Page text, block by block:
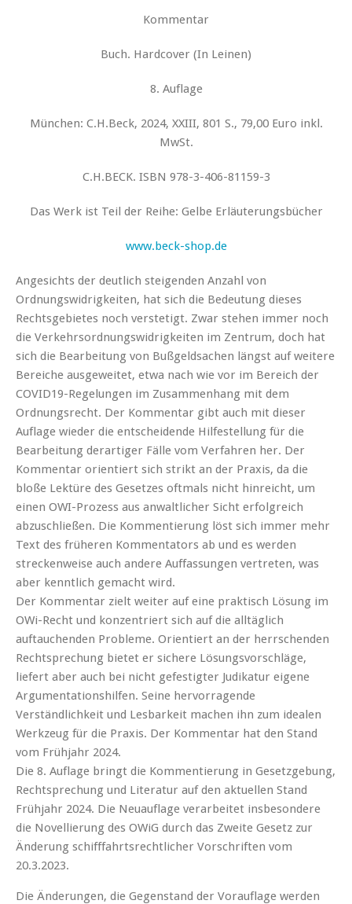
Kommentar
Buch. Hardcover (In Leinen)
8. Auflage
München: C.H.Beck, 2024, XXIII, 801 S., 79,00 Euro inkl.
MwSt.
C.H.BECK. ISBN 978-3-406-81159-3
Das Werk ist Teil der Reihe: Gelbe Erläuterungsbücher
www.beck-shop.de
Angesichts der deutlich steigenden Anzahl von
Ordnungswidrigkeiten, hat sich die Bedeutung dieses
Rechtsgebietes noch verstetigt. Zwar stehen immer noch
die Verkehrsordnungswidrigkeiten im Zentrum, doch hat
sich die Bearbeitung von Bußgeldsachen längst auf weitere
Bereiche ausgeweitet, etwa nach wie vor im Bereich der
COVID19-Regelungen im Zusammenhang mit dem
Ordnungsrecht. Der Kommentar gibt auch mit dieser
Auflage wieder die entscheidende Hilfestellung für die
Bearbeitung derartiger Fälle vom Verfahren her. Der
Kommentar orientiert sich strikt an der Praxis, da die
bloße Lektüre des Gesetzes oftmals nicht hinreicht, um
einen OWI-Prozess aus anwaltlicher Sicht erfolgreich
abzuschließen. Die Kommentierung löst sich immer mehr
Text des früheren Kommentators ab und es werden
streckenweise auch andere Auffassungen vertreten, was
aber kenntlich gemacht wird.
Der Kommentar zielt weiter auf eine praktisch Lösung im
OWi-Recht und konzentriert sich auf die alltäglich
auftauchenden Probleme. Orientiert an der herrschenden
Rechtsprechung bietet er sichere Lösungsvorschläge,
liefert aber auch bei nicht gefestigter Judikatur eigene
Argumentationshilfen. Seine hervorragende
Verständlichkeit und Lesbarkeit machen ihn zum idealen
Werkzeug für die Praxis. Der Kommentar hat den Stand
vom Frühjahr 2024.
Die 8. Auflage bringt die Kommentierung in Gesetzgebung,
Rechtsprechung und Literatur auf den aktuellen Stand
Frühjahr 2024. Die Neuauflage verarbeitet insbesondere
die Novellierung des OWiG durch das Zweite Gesetz zur
Änderung schifffahrtsrechtlicher Vorschriften vom
20.3.2023.
Die Änderungen, die Gegenstand der Vorauflage werden